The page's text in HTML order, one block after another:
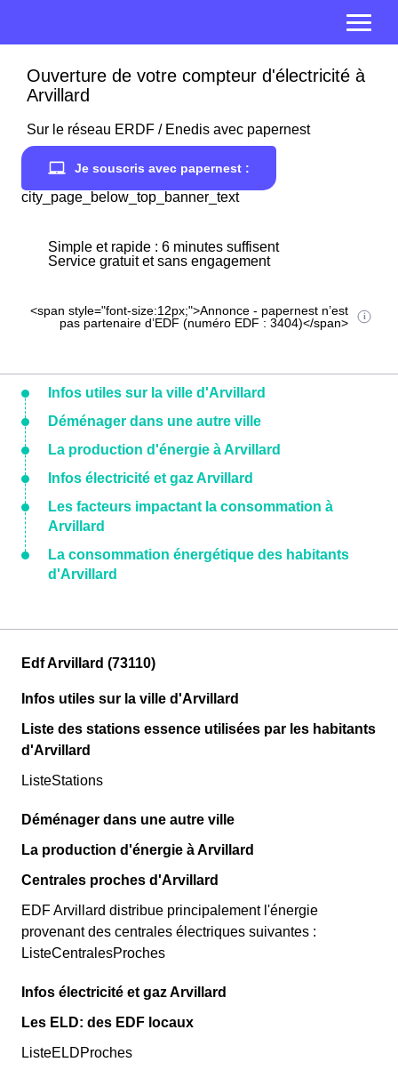
Ouverture de votre compteur d'électricité à
Arvillard
Sur le réseau ERDF / Enedis avec papernest
Je souscris avec papernest :
city_page_below_top_banner_text
Simple et rapide : 6 minutes suffisent
Service gratuit et sans engagement
<span style="font-size:12px;">Annonce - papernest n’est
pas partenaire d’EDF (numéro EDF : 3404)</span>
Infos utiles sur la ville d'Arvillard
Déménager dans une autre ville
La production d'énergie à Arvillard
Infos électricité et gaz Arvillard
Les facteurs impactant la consommation à
Arvillard
La consommation énergétique des habitants
d'Arvillard
Edf Arvillard (73110)
Infos utiles sur la ville d'Arvillard
Liste des stations essence utilisées par les habitants
d'Arvillard
ListeStations
Déménager dans une autre ville
La production d'énergie à Arvillard
Centrales proches d'Arvillard
EDF Arvillard distribue principalement l'énergie
provenant des centrales électriques suivantes :
ListeCentralesProches
Infos électricité et gaz Arvillard
Les ELD: des EDF locaux
ListeELDProches